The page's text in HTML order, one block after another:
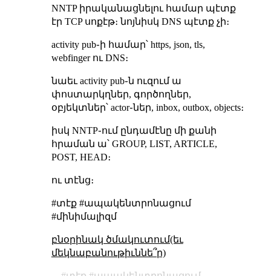
NNTP իրականացնելու համար պէտք
էր TCP սոքէթ։ նոյնիսկ DNS պէտք չի։
activity pub֊ի համար՝ https, json, tls,
webfinger ու DNS։
նաեւ activity pub֊ն ուզում ա
փոստարկղներ, գործողներ,
օբյեկտներ՝ actor֊ներ, inbox, outbox, objects։
իսկ NNTP֊ում ընդամէնը մի քանի
հրաման ա՝ GROUP, LIST, ARTICLE,
POST, HEAD։
ու տէնց։
#տէք #ապակենտրոնացում
#մինիմալիզմ
բնօրինակ ծմակուտում(եւ
մեկնաբանութիւննե՞ր)